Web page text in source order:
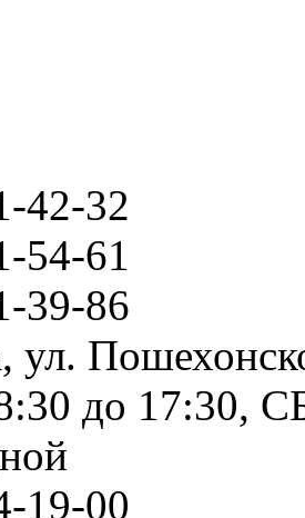
42-32
54-61
39-86
ул.
до 17:30,
19-00